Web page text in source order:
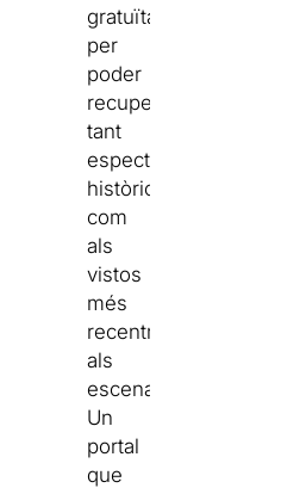
gratuïta,
per
poder
recuperar
tant
espectacles
històrics
com
als
vistos
més
recentment
als
escenaris.
Un
portal
que